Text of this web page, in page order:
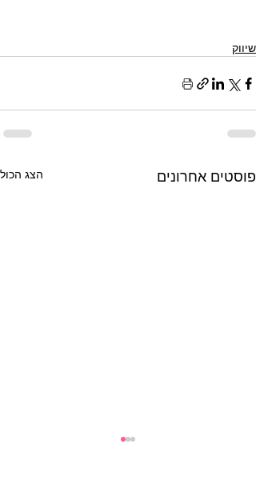
שיווק
פוסטים אחרונים הצג הכול